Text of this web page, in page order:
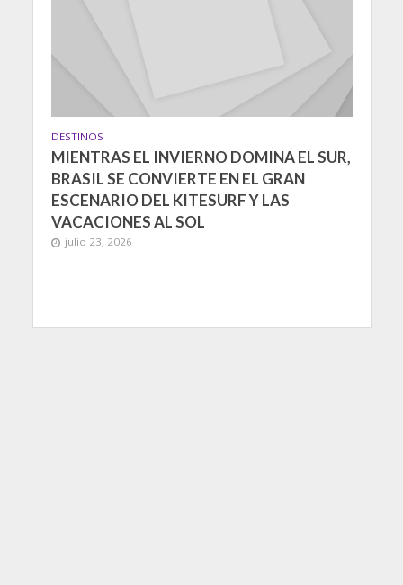
DESTINOS
MIENTRAS EL INVIERNO DOMINA EL SUR,
BRASIL SE CONVIERTE EN EL GRAN
ESCENARIO DEL KITESURF Y LAS
VACACIONES AL SOL
julio 23, 2026